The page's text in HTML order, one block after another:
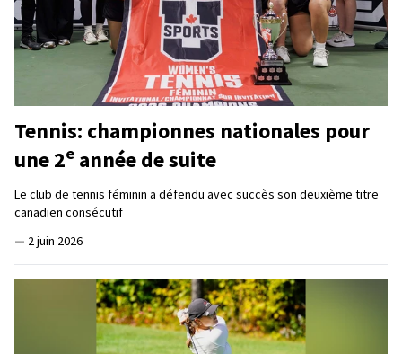
Tennis: championnes nationales pour
une 2e année de suite
Le club de tennis féminin a défendu avec succès son deuxième titre
canadien consécutif
— 2 juin 2026